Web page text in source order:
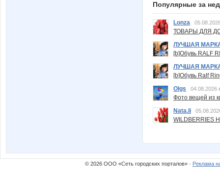
Популярные за
Lonza
ТОВАРЫ ДЛЯ
ЛУЧШАЯ
[b]Обувь RALF
ЛУЧШАЯ
[b]Обувь Ralf
Olgs
04.08.2026
Фото вещей из
Nata.li
© 2026 ООО «Сеть городских порталов» · Реклама